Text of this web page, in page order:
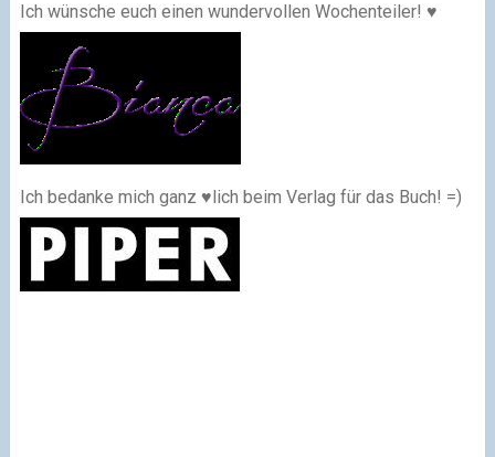
Ich wünsche euch einen wundervollen Wochenteiler! ♥
Ich bedanke mich ganz ♥lich beim Verlag für das Buch! =)